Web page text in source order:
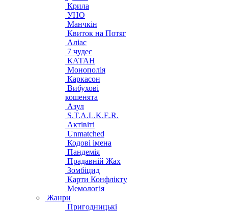
Крила
УНО
Манчкін
Квиток на Потяг
Аліас
7 чудес
КАТАН
Монополія
Каркасон
Вибухові
кошенята
Азул
S.T.A.L.K.E.R.
Актівіті
Unmatched
Кодові імена
Пандемія
Прадавній Жах
Зомбіцид
Карти Конфлікту
Мемологія
Жанри
Пригодницькі